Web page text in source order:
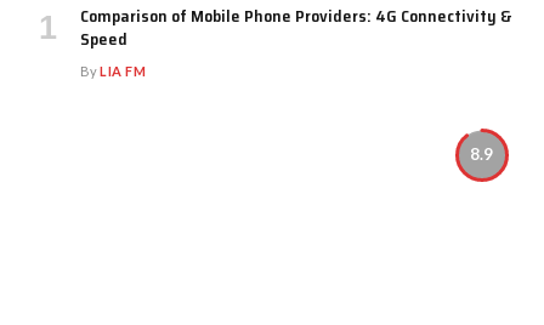
Comparison of Mobile Phone Providers: 4G Connectivity &
Speed
ByLIA FM
8.9